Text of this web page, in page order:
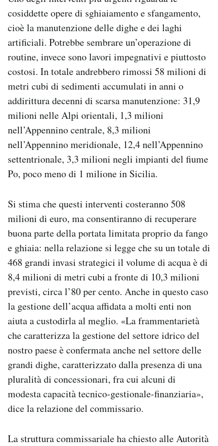
cosiddette opere di sghiaiamento e sfangamento,
cioè la manutenzione delle dighe e dei laghi
artificiali. Potrebbe sembrare un’operazione di
routine, invece sono lavori impegnativi e piuttosto
costosi. In totale andrebbero rimossi 58 milioni di
metri cubi di sedimenti accumulati in anni o
addirittura decenni di scarsa manutenzione: 31,9
milioni nelle Alpi orientali, 1,3 milioni
nell’Appennino centrale, 8,3 milioni
nell’Appennino meridionale, 12,4 nell’Appennino
settentrionale, 3,3 milioni negli impianti del fiume
Po, poco meno di 1 milione in Sicilia.
Si stima che questi interventi costeranno 508
milioni di euro, ma consentiranno di recuperare
buona parte della portata limitata proprio da fango
e ghiaia: nella relazione si legge che su un totale di
468 grandi invasi strategici il volume di acqua è di
8,4 milioni di metri cubi a fronte di 10,3 milioni
previsti, circa l’80 per cento. Anche in questo caso
la gestione dell’acqua affidata a molti enti non
aiuta a custodirla al meglio. «La frammentarietà
che caratterizza la gestione del settore idrico del
nostro paese è confermata anche nel settore delle
grandi dighe, caratterizzato dalla presenza di una
pluralità di concessionari, fra cui alcuni di
modesta capacità tecnico-gestionale-finanziaria»,
dice la relazione del commissario.
La struttura commissariale ha chiesto alle Autorità